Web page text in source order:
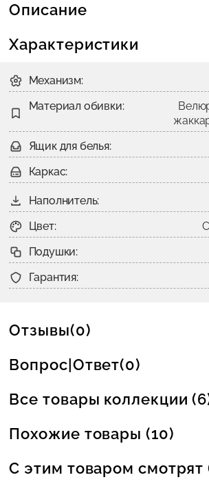
Описание
Характеристики
Механизм:
Материал обивки:
Ящик для белья:
Каркас:
Наполнитель:
Цвет:
Подушки:
Гарантия:
Отзывы(0)
Вопрос|Ответ(0)
Все товары коллекции
Похожие товары (10)
С этим товаром смотрят